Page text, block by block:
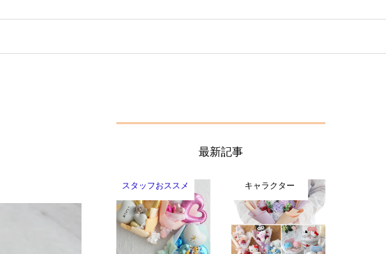
最新記事
スタッフおススメ キャラクター